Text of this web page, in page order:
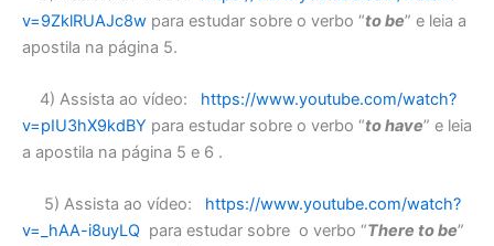
v=9ZklRUAJc8w para estudar sobre o verbo “to be” e leia a
apostila na página 5.
4) Assista ao vídeo:
https://www.youtube.com/watch?
v=pIU3hX9kdBY para estudar sobre o verbo “to have” e leia
a apostila na página 5 e 6 .
5) Assista ao vídeo:
https://www.youtube.com/watch?
v=_hAA-i8uyLQ para estudar sobre o verbo “There to be”